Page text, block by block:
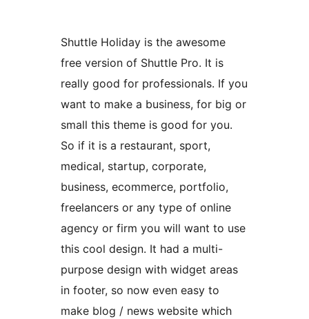
Shuttle Holiday is the awesome
free version of Shuttle Pro. It is
really good for professionals. If you
want to make a business, for big or
small this theme is good for you.
So if it is a restaurant, sport,
medical, startup, corporate,
business, ecommerce, portfolio,
freelancers or any type of online
agency or firm you will want to use
this cool design. It had a multi-
purpose design with widget areas
in footer, so now even easy to
make blog / news website which